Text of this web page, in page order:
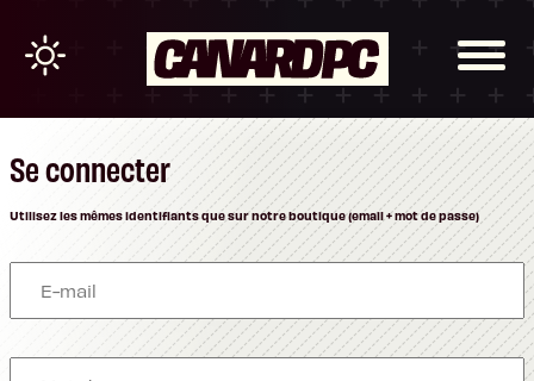
Se connecter
Utilisez les mêmes identifiants que sur notre boutique (email + mot de passe)